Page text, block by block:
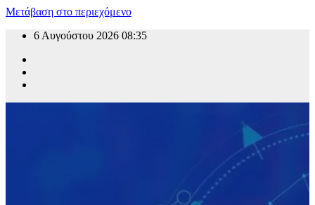
Μετάβαση στο περιεχόμενο
6 Αυγούστου 2026 08:35